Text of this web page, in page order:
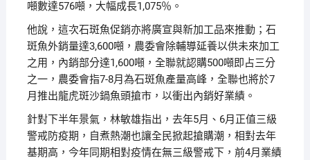
噸數達576噸，大幅成長1,075％。
他說，這次石斑魚促銷亦將廣宣與新加工品來推動；石
斑魚外銷量達3,600噸，農委會除輔導延養以供未來加工
之用，內銷部分達1,600噸，全聯就認購500噸即占三分
之一，農委會指7-8月為石斑魚產量高峰，全聯也將於7
月推出龍虎斑沙鍋魚頭搶市，以衝出內銷好業績。
針對下半年景氣，林敏雄指出，去年5月、6月正值三級
警戒防疫期，自煮熱潮也讓全民掀起搶購潮，相對去年
基期高，今年同期相對疫情在無三級警戒下，前4月業績